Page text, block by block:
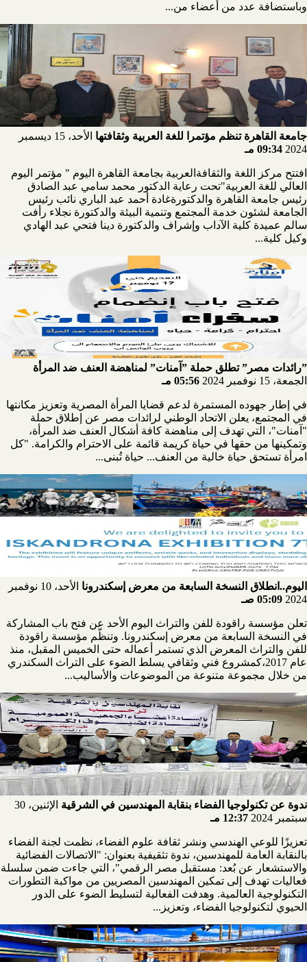
وباستضافة عدد من أعضاء من...
جامعة القاهرة تنظم مؤتمرا للغة العربية وثقافتها
الأحد، 15 ديسمبر
2024 09:34 مـ
افتتح مركز اللغة والثقافةالعربية بجامعة القاهرة اليوم " مؤتمر اليوم
العالي للغة العربية"تحت رعاية الدكتور محمد سامي عبد الصادق
رئيس جامعة القاهرة والدكتورةغادة أحمد عبد الباري نائب رئيس
الجامعة لشئون خدمة المجتمع وتنمية البيئة والدكتورة نجلاء رأفت
سالم عميدة كلية الآداب وإشراف والدكتورة دينا فتحي عبد الهادي
وكيل كلية...
”رائدات مصر” تطلق حملة ”آمنات” لمناهضة العنف ضد المرأة
الجمعة، 15 نوفمبر 2024
05:56 مـ
في إطار جهوده المستمرة لدعم قضايا المرأة المصرية وتعزيز مكانتها
في المجتمع، يعلن الاتحاد الوطني لرائدات مصر عن إطلاق حملة
"آمنات"، التي تهدف إلى مناهضة كافة أشكال العنف ضد المرأة،
وتمكينها من حقها في حياة كريمة قائمة على الاحترام والكرامة. "كل
امرأة تستحق حياة خالية من العنف... حياة تُبنى...
اليوم..انطلاق النسخة السابعة من معرض إسكندرونا
الأحد، 10 نوفمبر
2024 05:09 صـ
تعلن مؤسسة راقودة للفن والتراث اليوم الأحد عن فتح باب المشاركة
في النسخة السابعة من معرض إسكندرونا. وتنظّم مؤسسة راقودة
للفن والتراث المعرض الذي تستمر أعماله حتى الخميس المقبل، منذ
عام 2017،كمشروع فني وثقافي يسلط الضوء على التراث السكندري
من خلال مجموعة متنوعة من الموضوعات والأساليب...
ندوة عن تكنولوجيا الفضاء بنقابة المهندسين في الشرقية
الإثنين، 30
سبتمبر 2024
12:37 مـ
تعزيزًا للوعي الهندسي ونشر ثقافة علوم الفضاء، نظمت لجنة الفضاء
بالنقابة العامة للمهندسين، ندوة تثقيفية بعنوان: "الاتصالات الفضائية
والاستشعار عن بُعد: مستقبل مصر الرقمي"، التي جاءت ضمن سلسلة
فعاليات تهدف إلى تمكين المهندسين المصريين من مواكبة التطورات
التكنولوجية العالمية. وهدفت الفعالية لتسليط الضوء على الدور
الحيوي لتكنولوجيا الفضاء، وتعزيز...